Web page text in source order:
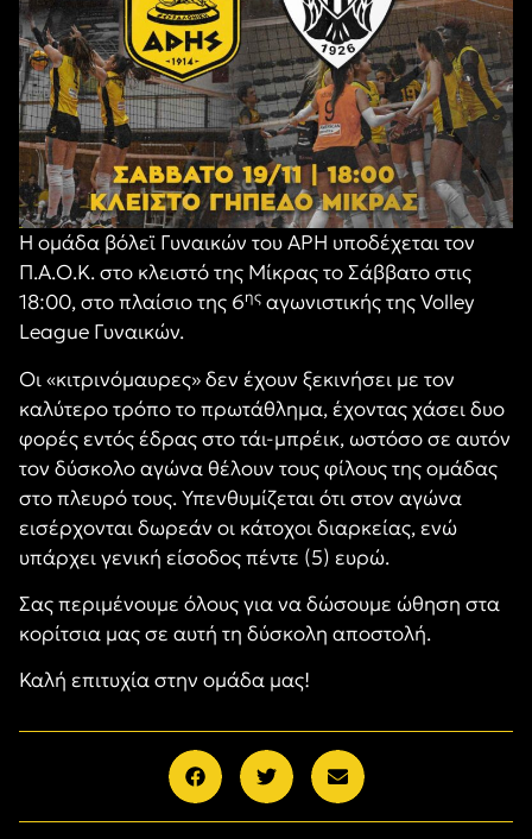
Η ομάδα βόλεϊ Γυναικών του ΑΡΗ υποδέχεται τον
Π.Α.Ο.Κ. στο κλειστό της Μίκρας το Σάββατο στις
18:00, στο πλαίσιο της 6ης αγωνιστικής της Volley
League Γυναικών.
Οι «κιτρινόμαυρες» δεν έχουν ξεκινήσει με τον
καλύτερο τρόπο το πρωτάθλημα, έχοντας χάσει δυο
φορές εντός έδρας στο τάι-μπρέικ, ωστόσο σε αυτόν
τον δύσκολο αγώνα θέλουν τους φίλους της ομάδας
στο πλευρό τους. Υπενθυμίζεται ότι στον αγώνα
εισέρχονται δωρεάν οι κάτοχοι διαρκείας, ενώ
υπάρχει γενική είσοδος πέντε (5) ευρώ.
Σας περιμένουμε όλους για να δώσουμε ώθηση στα
κορίτσια μας σε αυτή τη δύσκολη αποστολή.
Καλή επιτυχία στην ομάδα μας!